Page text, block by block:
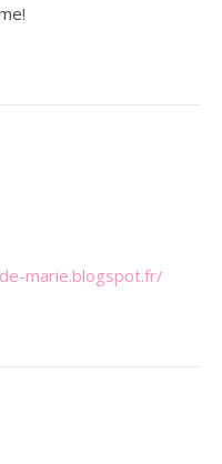
marie.blogspot.fr/